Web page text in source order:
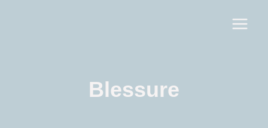
Blessure